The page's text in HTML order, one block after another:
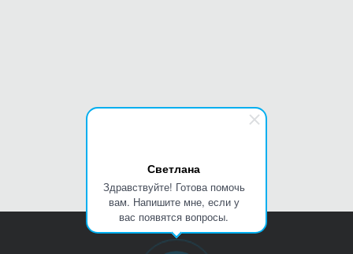
Светлана
Здравствуйте! Готова помочь
вам. Напишите мне, если у
вас появятся вопросы.